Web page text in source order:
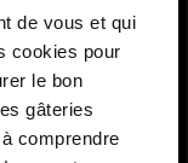
de vous et qui
cookies pour
le bon
gâteries
comprendre